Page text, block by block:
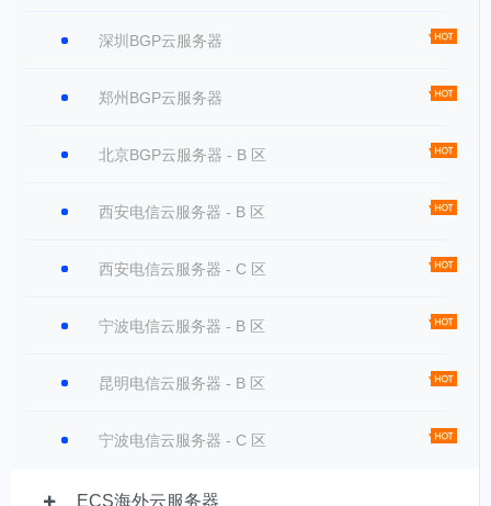
深圳BGP云服务器
郑州BGP云服务器
北京BGP云服务器 - B 区
西安电信云服务器 - B 区
西安电信云服务器 - C 区
宁波电信云服务器 - B 区
昆明电信云服务器 - B 区
宁波电信云服务器 - C 区
ECS海外云服务器